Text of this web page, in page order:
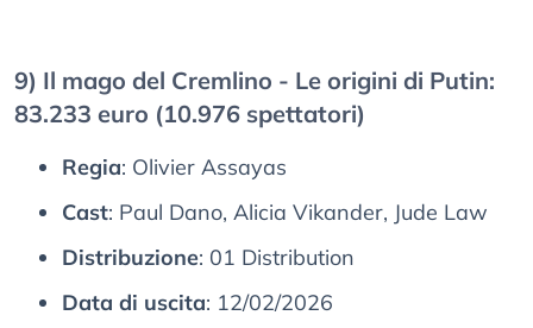
9) Il mago del Cremlino - Le origini di Putin:
83.233 euro (10.976 spettatori)
Regia: Olivier Assayas
Cast: Paul Dano, Alicia Vikander, Jude Law
Distribuzione: 01 Distribution
Data di uscita: 12/02/2026